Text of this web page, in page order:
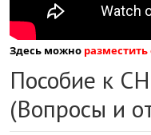
Здесь можно
Пособие к
(Вопросы и